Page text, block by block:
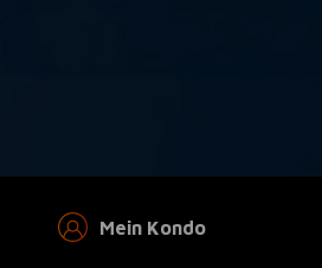
Mein Kondo